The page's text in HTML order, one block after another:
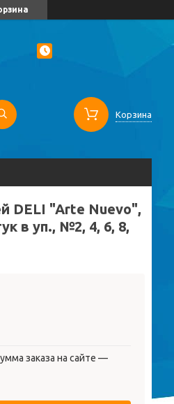
Корзина
DELI "Arte Nuevo",
в уп., №2, 4, 6, 8,
заказа на сайте —